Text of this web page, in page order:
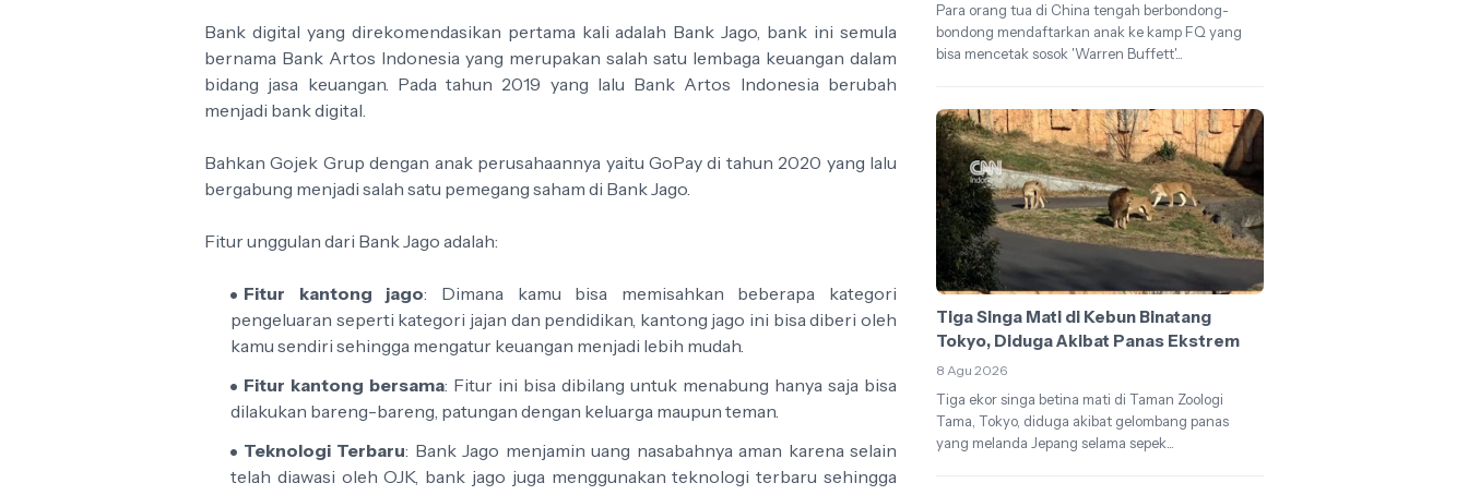
Bank digital yang direkomendasikan pertama kali adalah Bank Jago, bank ini semula
bernama Bank Artos Indonesia yang merupakan salah satu lembaga keuangan dalam
bidang jasa keuangan. Pada tahun 2019 yang lalu Bank Artos Indonesia berubah
menjadi bank digital.
Bahkan Gojek Grup dengan anak perusahaannya yaitu GoPay di tahun 2020 yang lalu
bergabung menjadi salah satu pemegang saham di Bank Jago.
Fitur unggulan dari Bank Jago adalah:
Fitur kantong jago: Dimana kamu bisa memisahkan beberapa kategori
pengeluaran seperti kategori jajan dan pendidikan, kantong jago ini bisa diberi oleh
kamu sendiri sehingga mengatur keuangan menjadi lebih mudah.
Fitur kantong bersama: Fitur ini bisa dibilang untuk menabung hanya saja bisa
dilakukan bareng-bareng, patungan dengan keluarga maupun teman.
Teknologi Terbaru: Bank Jago menjamin uang nasabahnya aman karena selain
telah diawasi oleh OJK, bank jago juga menggunakan teknologi terbaru sehingga
Para orang tua di China tengah berbondong-
bondong mendaftarkan anak ke kamp FQ yang
bisa mencetak sosok 'Warren Buffett'...
Tiga Singa Mati di Kebun Binatang
Tokyo, Diduga Akibat Panas Ekstrem
8 Agu 2026
Tiga ekor singa betina mati di Taman Zoologi
Tama, Tokyo, diduga akibat gelombang panas
yang melanda Jepang selama sepek...